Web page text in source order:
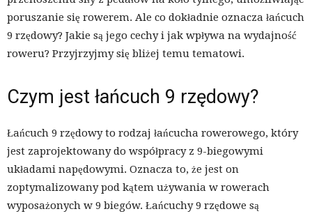
poruszanie się rowerem. Ale co dokładnie oznacza łańcuch
9 rzędowy? Jakie są jego cechy i jak wpływa na wydajność
roweru? Przyjrzyjmy się bliżej temu tematowi.
Czym jest łańcuch 9 rzędowy?
Łańcuch 9 rzędowy to rodzaj łańcucha rowerowego, który
jest zaprojektowany do współpracy z 9-biegowymi
układami napędowymi. Oznacza to, że jest on
zoptymalizowany pod kątem używania w rowerach
wyposażonych w 9 biegów. Łańcuchy 9 rzędowe są